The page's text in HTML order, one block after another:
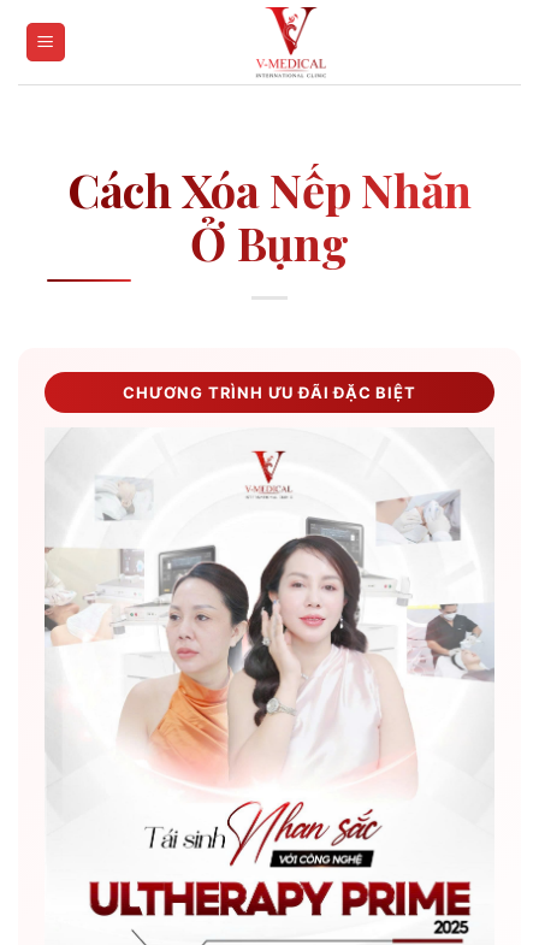
Cách Xóa Nếp Nhăn
Ở Bụng
CHƯƠNG TRÌNH ƯU ĐÃI ĐẶC BIỆT